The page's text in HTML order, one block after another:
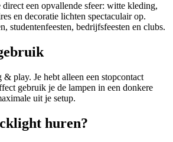
een opvallende sfeer: witte kleding,
en decoratie lichten spectaculair op.
studentenfeesten, bedrijfsfeesten en clubs.
play. Je hebt alleen een stopcontact
gebruik je de lampen in een donkere
uit je setup.
huren?